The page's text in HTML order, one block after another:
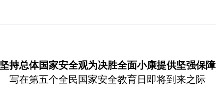
坚持总体国家安全观为决胜全面小康提供坚强保障
写在第五个全民国家安全教育日即将到来之际